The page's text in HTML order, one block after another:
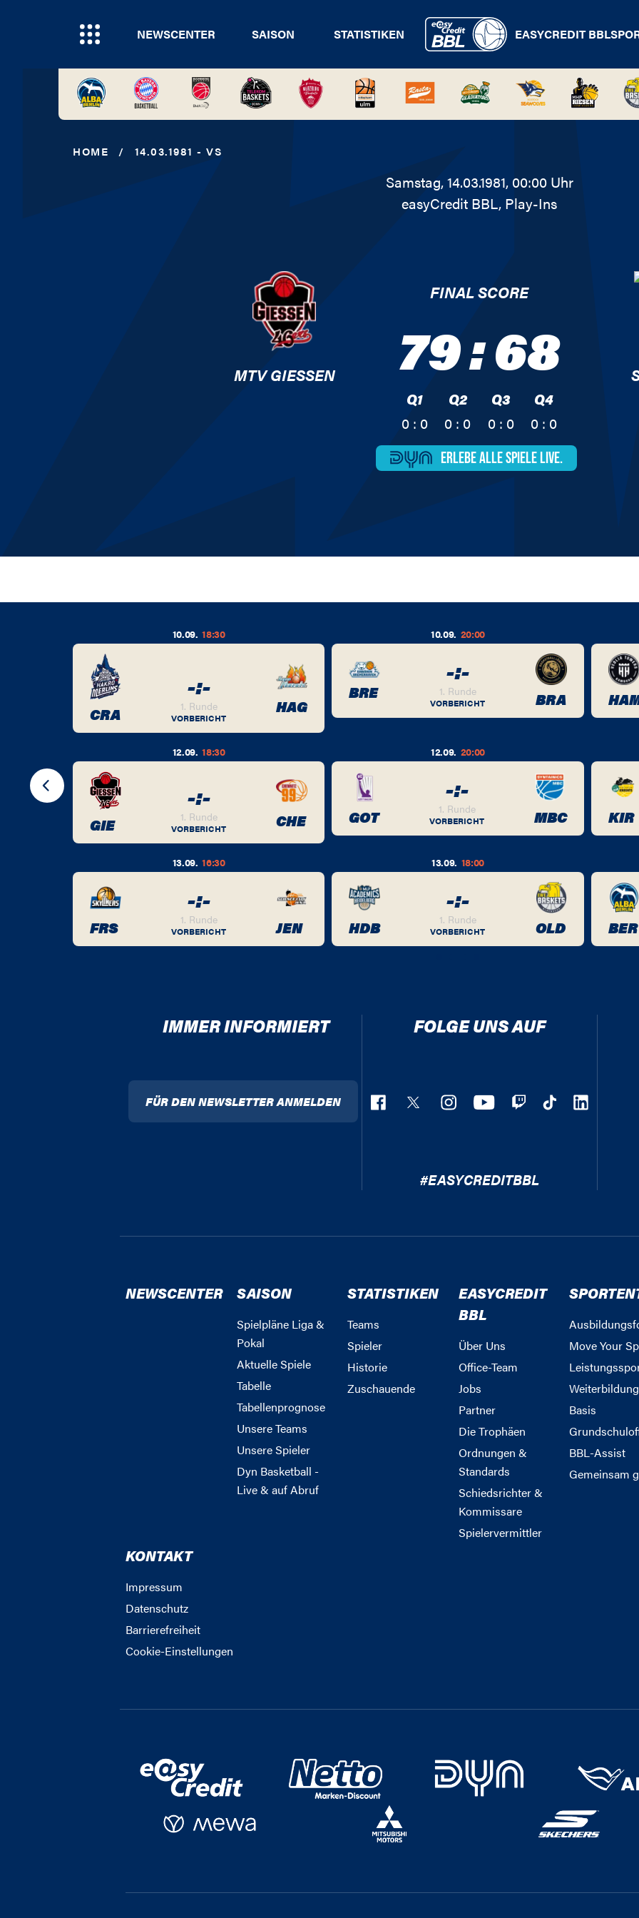
NEWSCENTER SAISON STATISTIKEN EASYCREDIT BBL
HOME / 14.03.1981 - VS
Samstag, 14.03.1981, 00:00 Uhr
easyCredit BBL, Play-Ins
MTV GIESSEN
FINAL SCORE
79:68
Q1
0 : 0
Q2
0 : 0
Q3
0 : 0
Q4
0 : 0
ERLEBE ALLESPIELE LIVE.
BER
10.09. 18:30
CRA
-:-
1. Runde
VORBERICHT
HAG
10.09. 20:00
BRE
-:-
1. Runde
VORBERICHT BRA
12.09. 18:30
GIE
-:-
1. Runde
VORBERICHT CHE
12.09. 20:00
GOT
-:-
1. Runde
VORBERICHT MBC KIR
13.09. 16:30
FRS
-:-
1. Runde
VORBERICHT JEN
13.09. 18:00
HDB
-:-
1. Runde
VORBERICHT OLD BER
IMMER INFORMIERT
FÜR DEN NEWSLETTER ANMELDEN
FOLGE UNS AUF
#EASYCREDITBBL
NEWSCENTER SAISON
Spielpläne Liga &
Pokal
Aktuelle Spiele
Tabelle
Tabellenprognose
Unsere Teams
Unsere Spieler
Dyn Basketball -
Live & auf Abruf
STATISTIKEN
Teams
Spieler
Historie
Zuschauende
EASYCREDIT
BBL
Über Uns
Office-Team
Jobs
Partner
Die Trophäen
Ordnungen &
Standards
Schiedsrichter &
Kommissare
Spielervermittler
Move Your
Weiterbildung
Basis
BBL-Assist
Gemeinsam
KONTAKT
Impressum
Datenschutz
Barrierefreiheit
Cookie-Einstellungen